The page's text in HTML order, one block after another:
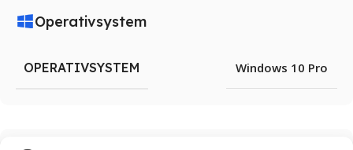
Operativsystem
OPERATIVSYSTEM Windows 10 Pro